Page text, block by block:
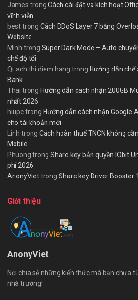
James trong Cách cài đặt và kích hoạt
vĩnh viễn
besttrong Cách DDoS Layer 7 bằng
Website
Minh trong Super Dark Mode – Auto
chế độ tối
Quach thi diem hang trong Hướng dẫn chế
Bank
Thái trong Hướng dẫn cách nhận 200GB
nhất 2026
hiupctrong Hướng dẫn cách nhận Google
cho tài khoản mới
Linh trong Cách hoàn thuế TNCN không
Mobile
Phuong trong Share key bản quyền IObit
phí 2026
AnonyViettrong Share key Driver Booster
Giới thiệu
AnonyViet
Nơi chia sẻ những kiến thức mà bạn chưa
nhà trường!